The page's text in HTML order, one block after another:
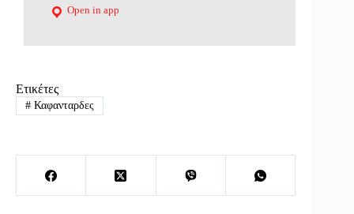
Open in app
Ετικέτες
#Καφανταρδες